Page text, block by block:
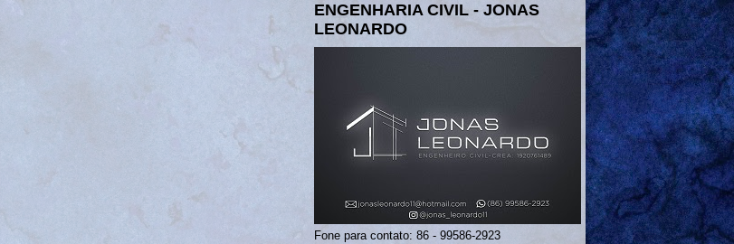
ENGENHARIA CIVIL - JONAS
LEONARDO
Fone para contato: 86 - 99586-2923